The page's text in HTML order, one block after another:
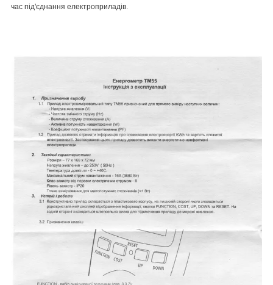
час під'єднання електроприладів.